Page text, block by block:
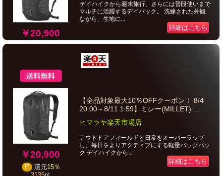
￥20,900
デイハイクから週末旅行、さらには普段使いまで
マルチに活躍するデイパック。 洗練された外観
ながら、生地に...
詳細はこちら
￥20,900
P 還元15％
【全品対象最大10％OFFクーポン！ 8/4
20:00～8/11 1:59】ミレー(MILLET) ...
ヒマラヤ楽天市場店
アウトドアフィールドと日常をオーバーラップ
し、毎日をよりアクティブにする軽量バックパッ
ク デイハイクから...
詳細はこちら